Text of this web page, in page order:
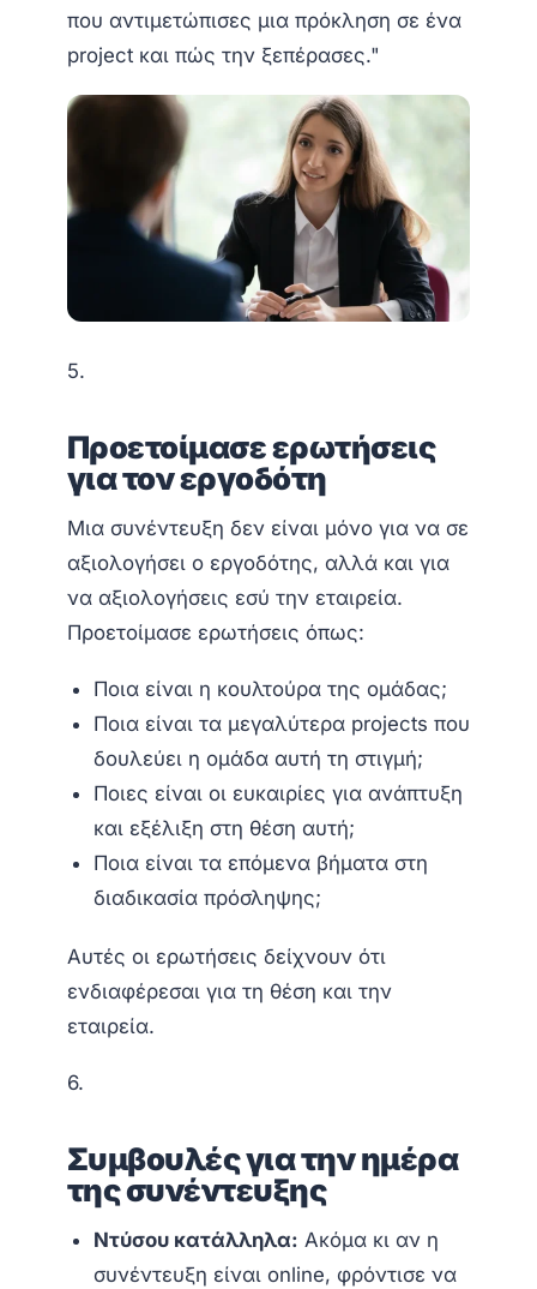
που αντιμετώπισες μια πρόκληση σε ένα
project και πώς την ξεπέρασες."
5.
Προετοίμασε ερωτήσεις
για τον εργοδότη
Μια συνέντευξη δεν είναι μόνο για να σε
αξιολογήσει ο εργοδότης, αλλά και για
να αξιολογήσεις εσύ την εταιρεία.
Προετοίμασε ερωτήσεις όπως:
Ποια είναι η κουλτούρα της ομάδας;
Ποια είναι τα μεγαλύτερα projects που
δουλεύει η ομάδα αυτή τη στιγμή;
Ποιες είναι οι ευκαιρίες για ανάπτυξη
και εξέλιξη στη θέση αυτή;
Ποια είναι τα επόμενα βήματα στη
διαδικασία πρόσληψης;
Αυτές οι ερωτήσεις δείχνουν ότι
ενδιαφέρεσαι για τη θέση και την
εταιρεία.
6.
Συμβουλές για την ημέρα
της συνέντευξης
Ντύσου κατάλληλα: Ακόμα κι αν η
συνέντευξη είναι online, φρόντισε να